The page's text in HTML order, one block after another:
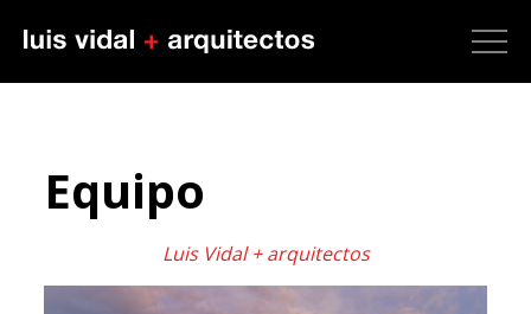
Equipo
Luis Vidal + arquitectos